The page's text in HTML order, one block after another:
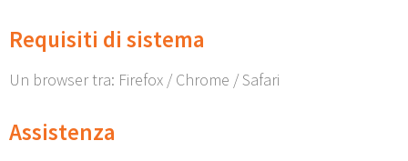
Requisiti di sistema
Un browser tra: Firefox / Chrome / Safari
Assistenza